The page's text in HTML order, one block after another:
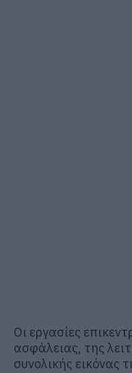
Οι εργασίες
ασφάλειας, της
συνολικής εικόνας